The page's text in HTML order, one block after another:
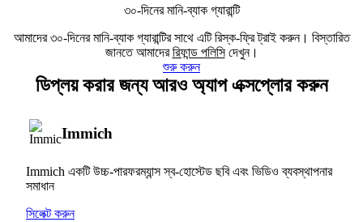
৩০-দিনের মানি-ব্যাক গ্যারান্টি
আমাদের ৩০-দিনের মানি-ব্যাক গ্যারান্টির সাথে এটি রিস্ক-ফ্রি ট্রাই করুন। বিস্তারিত
জানতে আমাদেররিফান্ড পলিসিদেখুন।
শুরু করুন
ডিপ্লয় করার জন্য আরও অ্যাপ এক্সপ্লোর করুন
Immich
Immich একটি উচ্চ-পারফরম্যান্স স্ব-হোস্টেড ছবি এবং ভিডিও ব্যবস্থাপনার
সমাধান
সিলেক্ট করুন